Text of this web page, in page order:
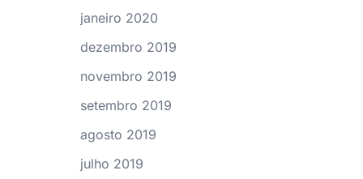
janeiro 2020
dezembro 2019
novembro 2019
setembro 2019
agosto 2019
julho 2019